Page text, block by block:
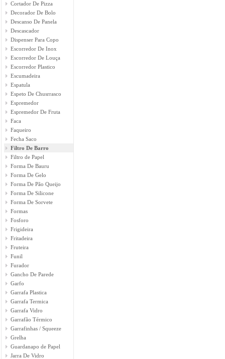
Cortador De Pizza
Decorador De Bolo
Descanso De Panela
Descascador
Dispenser Para Copo
Escorredor De Inox
Escorredor De Louça
Escorredor Plastico
Escumadeira
Espatula
Espeto De Chusrrasco
Espremedor
Espremedor De Fruta
Faca
Faqueiro
Fecha Saco
Filtro De Barro
Filtro de Papel
Forma De Bauru
Forma De Gelo
Forma De Pão Queijo
Forma De Silicone
Forma De Sorvete
Formas
Fosforo
Frigideira
Fritadeira
Fruteira
Funil
Furador
Gancho De Parede
Garfo
Garrafa Plastica
Garrafa Termica
Garrafa Vidro
Garrafão Térmico
Garrafinhas / Squeeze
Grelha
Guardanapo de Papel
Jarra De Vidro